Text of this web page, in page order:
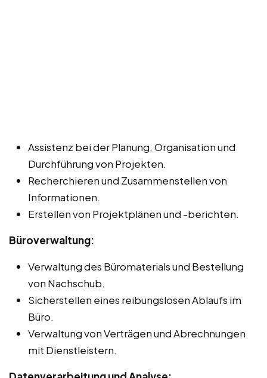
Assistenz bei der Planung, Organisation und
Durchführung von Projekten.
Recherchieren und Zusammenstellen von
Informationen.
Erstellen von Projektplänen und -berichten.
Büroverwaltung:
Verwaltung des Büromaterials und Bestellung
von Nachschub.
Sicherstellen eines reibungslosen Ablaufs im
Büro.
Verwaltung von Verträgen und Abrechnungen
mit Dienstleistern.